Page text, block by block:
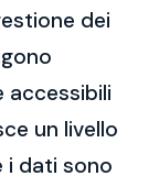
dei
accessibili
un livello
i dati sono